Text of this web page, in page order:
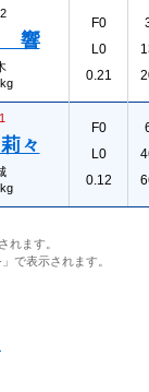
F0
L0
0.21
々
F0
L0
0.12
れます。
で表示されます。